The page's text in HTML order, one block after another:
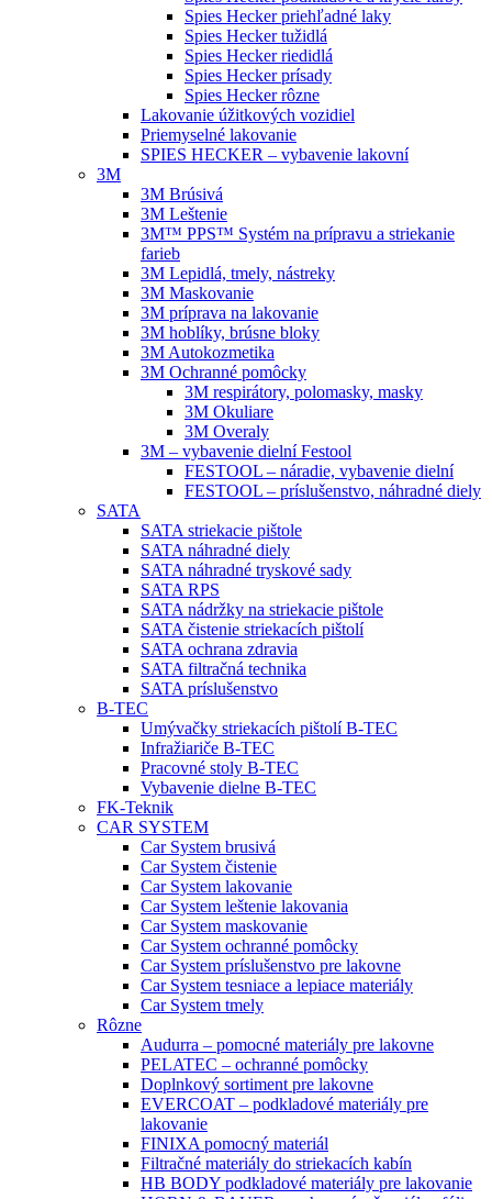
Spies Hecker priehľadné laky
Spies Hecker tužidlá
Spies Hecker riedidlá
Spies Hecker prísady
Spies Hecker rôzne
Lakovanie úžitkových vozidiel
Priemyselné lakovanie
SPIES HECKER – vybavenie lakovní
3M
3M Brúsivá
3M Leštenie
3M™ PPS™ Systém na prípravu a striekanie
farieb
3M Lepidlá, tmely, nástreky
3M Maskovanie
3M príprava na lakovanie
3M hoblíky, brúsne bloky
3M Autokozmetika
3M Ochranné pomôcky
3M respirátory, polomasky, masky
3M Okuliare
3M Overaly
3M – vybavenie dielní Festool
FESTOOL – náradie, vybavenie dielní
FESTOOL – príslušenstvo, náhradné diely
SATA
SATA striekacie pištole
SATA náhradné diely
SATA náhradné tryskové sady
SATA RPS
SATA nádržky na striekacie pištole
SATA čistenie striekacích pištolí
SATA ochrana zdravia
SATA filtračná technika
SATA príslušenstvo
B-TEC
Umývačky striekacích pištolí B-TEC
Infražiariče B-TEC
Pracovné stoly B-TEC
Vybavenie dielne B-TEC
FK-Teknik
CAR SYSTEM
Car System brusivá
Car System čistenie
Car System lakovanie
Car System leštenie lakovania
Car System maskovanie
Car System ochranné pomôcky
Car System príslušenstvo pre lakovne
Car System tesniace a lepiace materiály
Car System tmely
Rôzne
Audurra – pomocné materiály pre lakovne
PELATEC – ochranné pomôcky
Doplnkový sortiment pre lakovne
EVERCOAT – podkladové materiály pre
lakovanie
FINIXA pomocný materiál
Filtračné materiály do striekacích kabín
HB BODY podkladové materiály pre lakovanie